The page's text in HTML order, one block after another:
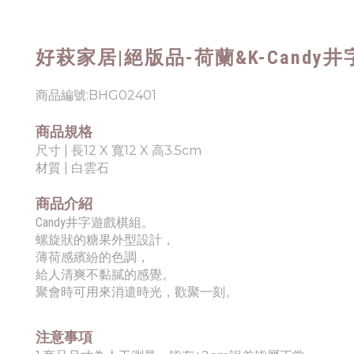
好萩家居|絕版品-荷蘭&K-Candy井
商品編號:BHG02401
商品規格
尺寸 | 長12 X 寬12 X 高3.5cm
材質 | 白雲石
商品介紹
Candy井字遊戲棋組。
螺旋狀的糖果外型設計，
薄荷感繽紛的色調，
給人清爽不黏膩的感覺。
聚會時可用來消遣時光，歡聚一刻。
注意事項